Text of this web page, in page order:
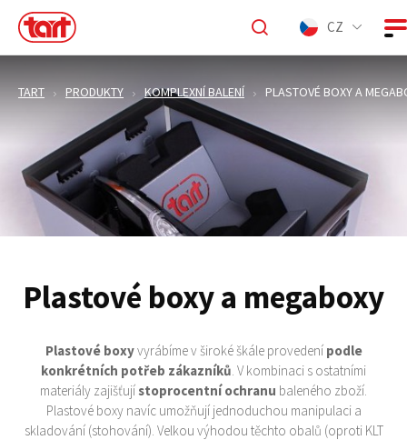
CZ
TART PRODUKTY KOMPLEXNÍ BALENÍ PLASTOVÉ BOXY A
Plastové boxy a megaboxy
Plastové boxyvyrábíme v široké škále provedení podle
konkrétních potřeb zákazníků. V kombinaci s ostatními
materiály zajišťujístoprocentní ochranu baleného zboží.
Plastové boxy navíc umožňují jednoduchou manipulaci a
skladování (stohování). Velkou výhodou těchto obalů (oproti KLT